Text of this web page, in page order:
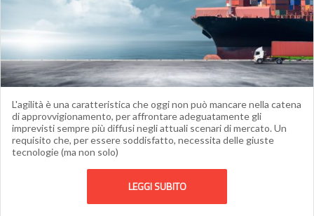
L'agilità è una caratteristica che oggi non può mancare nella catena
di approvvigionamento, per affrontare adeguatamente gli
imprevisti sempre più diffusi negli attuali scenari di mercato. Un
requisito che, per essere soddisfatto, necessita delle giuste
tecnologie (ma non solo)
LEGGI SUBITO